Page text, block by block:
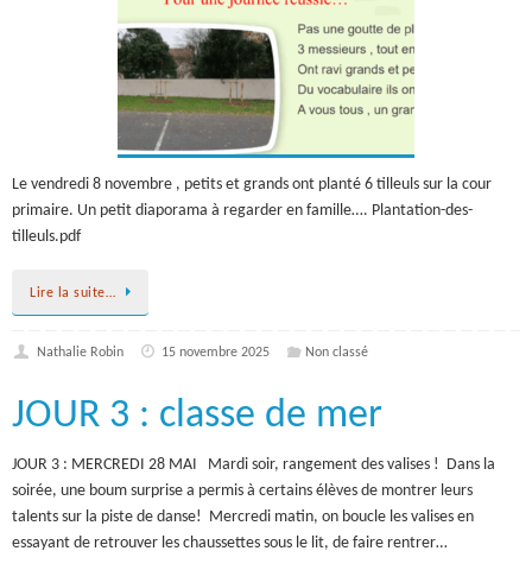
Le vendredi 8 novembre , petits et grands ont planté 6 tilleuls sur la cour
primaire. Un petit diaporama à regarder en famille…. Plantation-des-
tilleuls.pdf
Lire la suite…
Nathalie Robin 15 novembre 2025 Non classé
JOUR 3 : classe de mer
JOUR 3 : MERCREDI 28 MAI Mardi soir, rangement des valises ! Dans la
soirée, une boum surprise a permis à certains élèves de montrer leurs
talents sur la piste de danse! Mercredi matin, on boucle les valises en
essayant de retrouver les chaussettes sous le lit, de faire rentrer…